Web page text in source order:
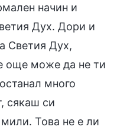
начин и
Дух. Дори и
Светия Дух,
още може да не ти
много
сякаш си
Това не е ли